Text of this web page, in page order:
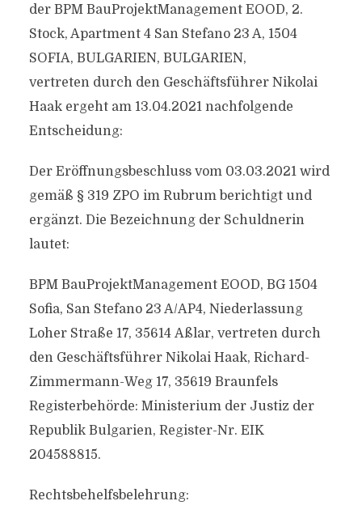
der BPM BauProjektManagement EOOD, 2.
Stock, Apartment 4 San Stefano 23 A, 1504
SOFIA, BULGARIEN, BULGARIEN,
vertreten durch den Geschäftsführer Nikolai
Haak ergeht am 13.04.2021 nachfolgende
Entscheidung:
Der Eröffnungsbeschluss vom 03.03.2021 wird
gemäß § 319 ZPO im Rubrum berichtigt und
ergänzt. Die Bezeichnung der Schuldnerin
lautet:
BPM BauProjektManagement EOOD, BG 1504
Sofia, San Stefano 23 A/AP4, Niederlassung
Loher Straße 17, 35614 Aßlar, vertreten durch
den Geschäftsführer Nikolai Haak, Richard-
Zimmermann-Weg 17, 35619 Braunfels
Registerbehörde: Ministerium der Justiz der
Republik Bulgarien, Register-Nr. EIK
204588815.
Rechtsbehelfsbelehrung: